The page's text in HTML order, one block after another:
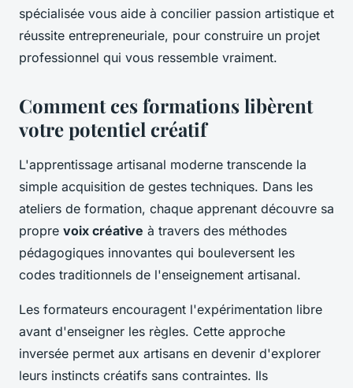
spécialisée vous aide à concilier passion artistique et
réussite entrepreneuriale, pour construire un projet
professionnel qui vous ressemble vraiment.
Comment ces formations libèrent
votre potentiel créatif
L'apprentissage artisanal moderne transcende la
simple acquisition de gestes techniques. Dans les
ateliers de formation, chaque apprenant découvre sa
propre voix créative à travers des méthodes
pédagogiques innovantes qui bouleversent les
codes traditionnels de l'enseignement artisanal.
Les formateurs encouragent l'expérimentation libre
avant d'enseigner les règles. Cette approche
inversée permet aux artisans en devenir d'explorer
leurs instincts créatifs sans contraintes. Ils